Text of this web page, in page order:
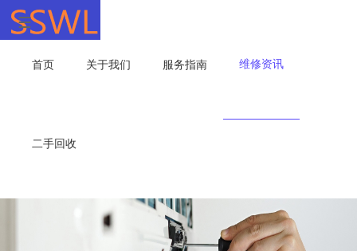
首页 关于我们 服务指南 维修资讯
二手回收